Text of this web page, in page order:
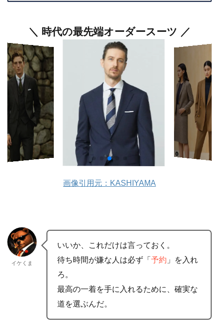
＼ 時代の最先端オーダースーツ ／
画像引用元：KASHIYAMA
イケくま
いいか、これだけは言っておく。
待ち時間が嫌な人は必ず「 予約 」を入れ
ろ。
最高の一着を手に入れるために、確実な
道を選ぶんだ。